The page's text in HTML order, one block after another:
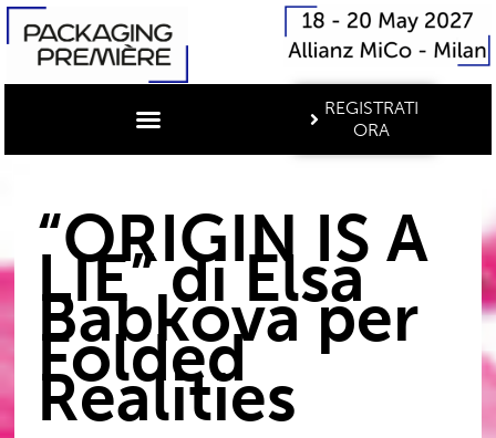
REGISTRATI
ORA
“ORIGIN IS A
LIE” di Elsa
Babkova per
Folded
Realities